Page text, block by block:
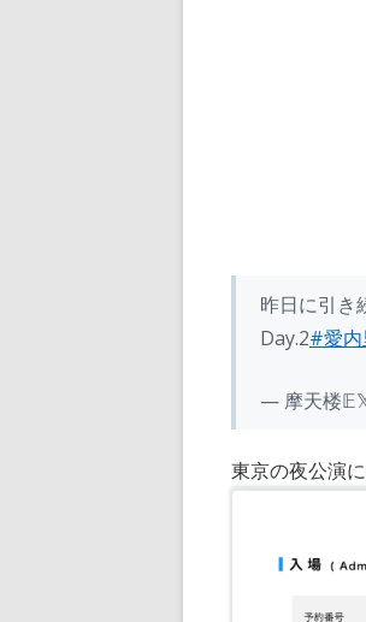
昨日に引き
Day.2#愛
— 摩天楼
東京の夜公演に